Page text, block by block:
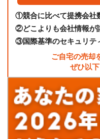
①競合に比べて提携会社
②どこよりも会社情報が
③国際基準のセキュリテ
ご自宅の売却
ぜひ以